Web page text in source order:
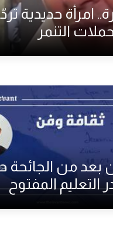
امرأة حديدية
التنمر
بعد من الجائحة
التعليم المفتوح